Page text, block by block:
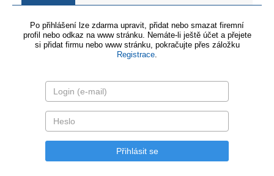
Po přihlášení lze zdarma upravit, přidat nebo smazat firemní
profil nebo odkaz na www stránku. Nemáte-li ještě účet a přejete
si přidat firmu nebo www stránku, pokračujte přes záložku
Registrace.